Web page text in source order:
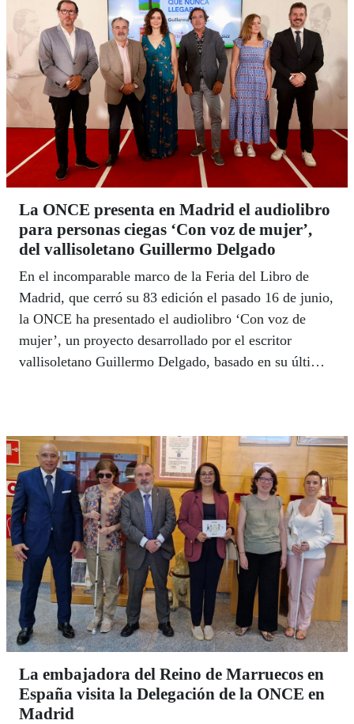
La ONCE presenta en Madrid el audiolibro
para personas ciegas ‘Con voz de mujer’,
del vallisoletano Guillermo Delgado
En el incomparable marco de la Feria del Libro de
Madrid, que cerró su 83 edición el pasado 16 de junio,
la ONCE ha presentado el audiolibro ‘Con voz de
mujer’, un proyecto desarrollado por el escritor
vallisoletano Guillermo Delgado, basado en su última
se celebró en la caseta de la Comunidad de Madrid.
La embajadora del Reino de Marruecos en
España visita la Delegación de la ONCE en
Madrid